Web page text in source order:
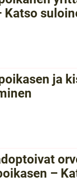
Katso
ja
–